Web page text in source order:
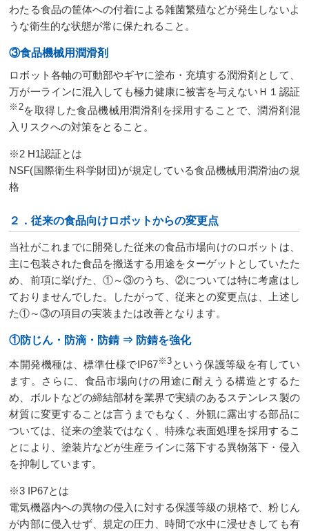
わたる食品の筐体への付着による雑菌繁殖などが発生しないよ
うな衛生的な状態が常に保たれること。
③食品機械用潤滑剤
ロボット各軸の可動部やギヤに塗布・充填する潤滑剤として、
万が一ラインに混入しても極力健康に被害を与えないＨ１認証
※2を取得した食品機械用潤滑剤を採用することで、潤滑剤混
入リスクへの対策をとること。
※2 H1認証とは
NSF(国際衛生科学財団)が規定している食品機械用潤滑油の規
格
２．従来の食品向けロボットからの変更点
当社がこれまでに開発した従来の食品市場向けのロボットは、
主に包装された食品を搬送する用途をターゲットとしていたた
め、前項に挙げた、①～③のうち、②については特に考慮はし
ておりませんでした。したがって、従来との変更点は、上述し
た①～③の項目の実装または改善となります。
①防じん・防滴・防錆 ⇒ 防錆を強化
本開発機種は、標準仕様でIP67※3 という保護等級を有してい
ます。さらに、食品市場向けの用途に耐えうる構造とするた
め、ボルトなどの締結部材を業界で実績のあるステンレス製の
材質に変更することは言うまでもなく、外観に露出する部品に
ついては、従来の塗装ではなく、特殊な表面処理を採用するこ
とにより、塗装片などが生産ラインに落下する異物落下・侵入
を抑制しています。
※3 IP67とは
電気機器内への異物の侵入に対する保護等級の規格で、粉じん
が内部に侵入せず、規定の圧力、時間で水中に浸せきしても有